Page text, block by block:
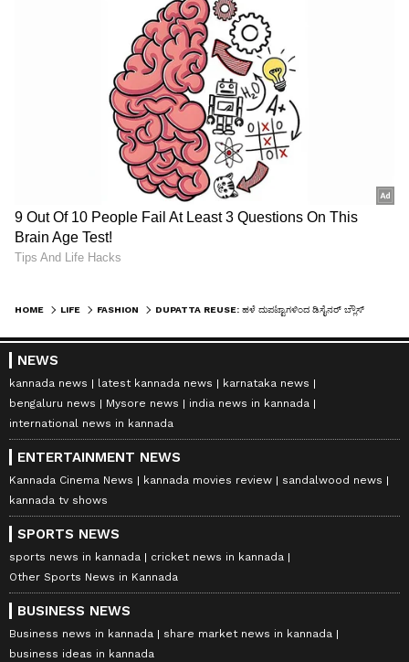
HOME LIFE FASHION
NEWS
kannada news latest kannada news
karnataka news
bengaluru news
Mysore news
india news in kannada
international news in kannada
ENTERTAINMENT NEWS
Kannada Cinema News kannada movies review
sandalwood news
kannada tv shows
SPORTS NEWS
sports news in kannada
cricket news in kannada
Other Sports News in Kannada
BUSINESS NEWS
Business news in kannada
share market news in kannada
business ideas in kannada